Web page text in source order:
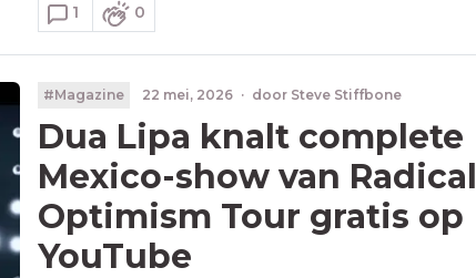
1 0
#Magazine 22 mei, 2026 · door Steve Stiffbone
Dua Lipa knalt complete
Mexico-show van Radical
Optimism Tour gratis op
YouTube